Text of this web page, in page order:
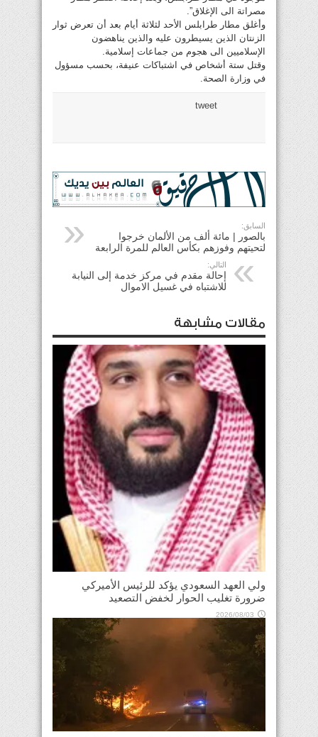
مصراتة الى الإغلاق”.
وأغلق مطار طرابلس الأحد لثلاثة أيام بعد أن تعرض ثوار
الزنتان الذين يسيطرون عليه والذين يناهضون
الإسلاميين الى هجوم من جماعات إسلامية.
وقتل ستة أشخاص في اشتباكات عنيفة، بحسب مسؤول
في وزارة الصحة.
tweet
السابق:
بالصور | مائة ألف من الألمان خرجوا
لتحيتهم وفوزهم بكأس العالم للمرة الرابعة
التالي:
إحالة مقدم في مركز خدمة إلى النيابة
للاشتباه في غسيل الاموال
مقالات مشابهة
ولي العهد السعودي يؤكد للرئيس الأميركي
ضرورة تغليب الحوار لخفض التصعيد
2026/08/03